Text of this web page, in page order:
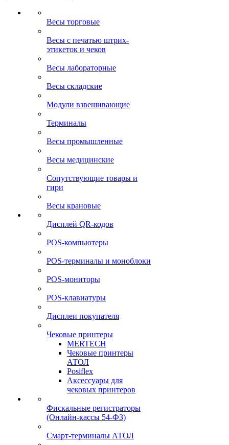
Весы торговые
Весы с печатью штрих-
этикеток и чеков
Весы лабораторные
Весы складские
Модули взвешивающие
Терминалы
Весы промышленные
Весы медицинские
Сопутствующие товары и
гири
Весы крановые
Дисплей QR-кодов
POS-компьютеры
POS-терминалы и моноблоки
POS-мониторы
POS-клавиатуры
Дисплеи покупателя
Чековые принтеры
MERTECH
Чековые принтеры
АТОЛ
Posiflex
Аксессуары для
чековых принтеров
Фискальные регистраторы
(Онлайн-кассы 54-ФЗ)
Смарт-терминалы АТОЛ